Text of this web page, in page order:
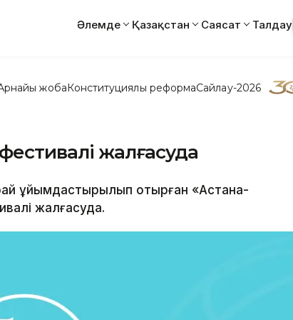
Әлемде Қазақстан Саясат Талдау
жобаКонституциялық реформаСайлау-2026
жалғасуда
ұйымдастырылып отырған «Астана-
жалғасуда.